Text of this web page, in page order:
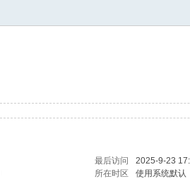
最后访问
2025-9-23
所在时区 使用系统默认